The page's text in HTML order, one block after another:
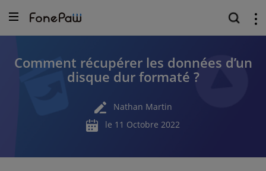
Comment récupérer les données d’un
disque dur formaté ?
Nathan Martin
le 11 Octobre 2022